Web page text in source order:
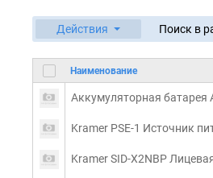
Действия Поиск в
Наименование
Аккумуляторная батарея
Kramer PSE-1 Источник
Kramer SID-X2NBP